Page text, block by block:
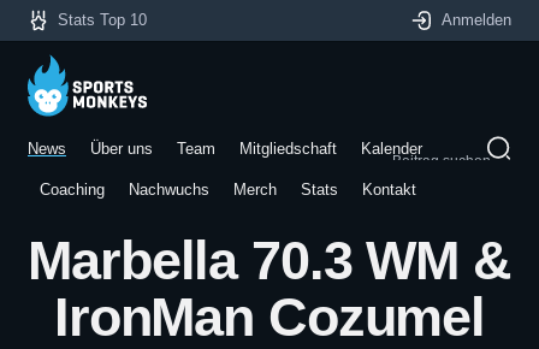
Stats Top 10 Anmelden
News Über uns Team Mitgliedschaft Kalender
Coaching Nachwuchs Merch Stats Kontakt
Beitrag suchen
Marbella 70.3 WM &
IronMan Cozumel